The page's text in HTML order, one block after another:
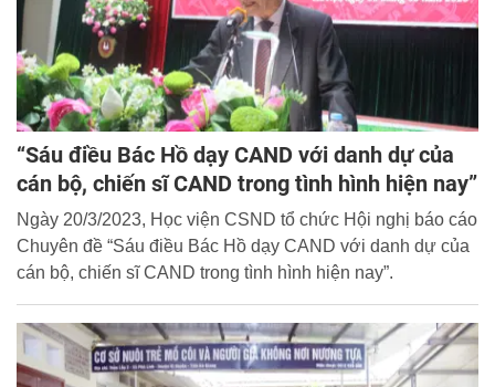
“Sáu điều Bác Hồ dạy CAND với danh dự của
cán bộ, chiến sĩ CAND trong tình hình hiện nay”
Ngày 20/3/2023, Học viện CSND tổ chức Hội nghị báo cáo
Chuyên đề “Sáu điều Bác Hồ dạy CAND với danh dự của
cán bộ, chiến sĩ CAND trong tình hình hiện nay”.